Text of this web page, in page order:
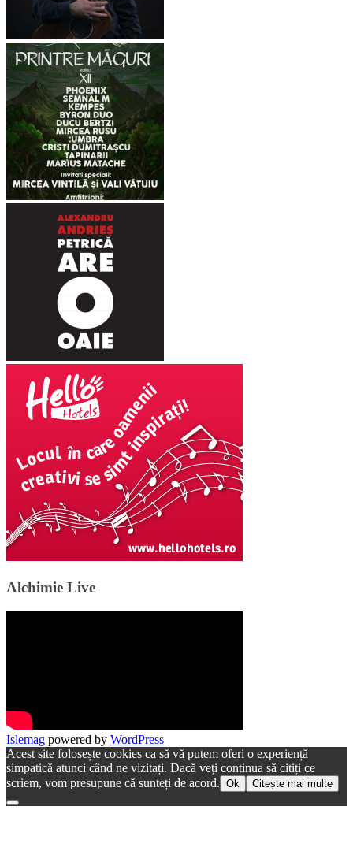
Alchimie Live
Islemag powered by WordPress
Acest site folosește cookies ca să vă putem oferi o experiență
simpatică atunci când ne vizitați. Dacă veți continua să citiți ce
scriem, vom presupune că sunteți de acord. Ok Citește mai multe